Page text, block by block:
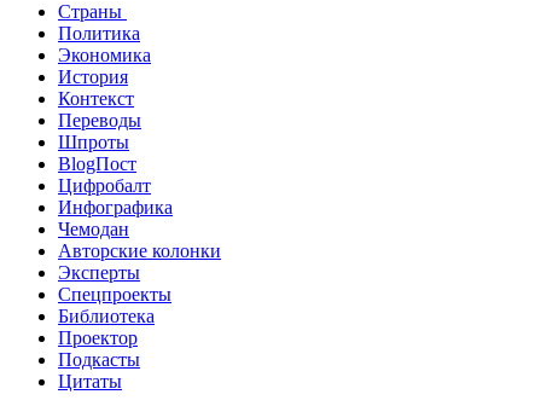
Страны
Политика
Экономика
История
Контекст
Переводы
Шпроты
BlogПост
Цифробалт
Инфографика
Чемодан
Авторские колонки
Эксперты
Спецпроекты
Библиотека
Проектор
Подкасты
Цитаты